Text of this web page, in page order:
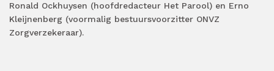
Ronald Ockhuysen (hoofdredacteur Het Parool) en Erno
Kleijnenberg (voormalig bestuursvoorzitter ONVZ
Zorgverzekeraar).